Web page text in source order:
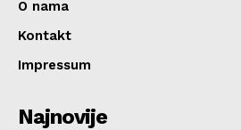
O nama
Kontakt
Impressum
Najnovije